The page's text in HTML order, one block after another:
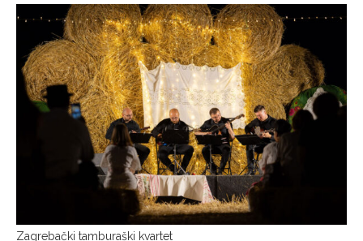
Zagrebački tamburaški kvartet